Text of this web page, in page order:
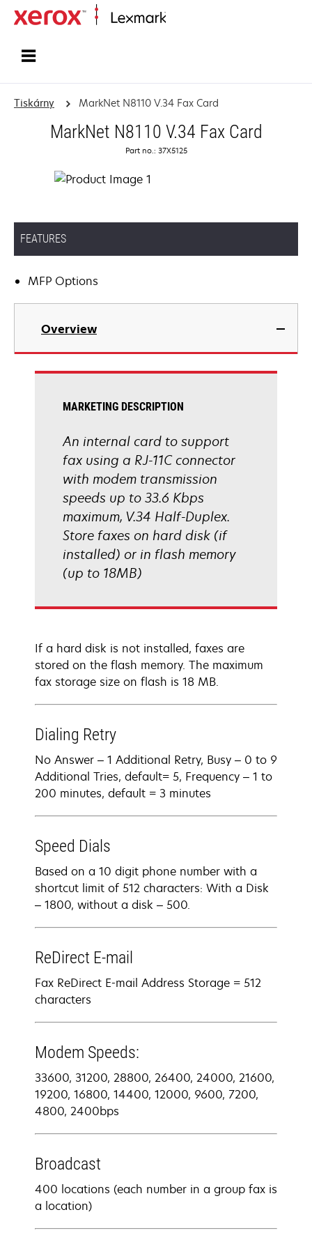
Tiskárny MarkNet N8110 V.34 Fax Card
MarkNet N8110 V.34 Fax Card
Part no.: 37X5125
FEATURES
MFP Options
Overview
MARKETING DESCRIPTION
An internal card to support
fax using a RJ-11C connector
with modem transmission
speeds up to 33.6 Kbps
maximum, V.34 Half-Duplex.
Store faxes on hard disk (if
installed) or in flash memory
(up to 18MB)
If a hard disk is not installed, faxes are
stored on the flash memory. The maximum
fax storage size on flash is 18 MB.
Dialing Retry
No Answer – 1 Additional Retry, Busy – 0 to 9
Additional Tries, default= 5, Frequency – 1 to
200 minutes, default = 3 minutes
Speed Dials
Based on a 10 digit phone number with a
shortcut limit of 512 characters: With a Disk
– 1800, without a disk – 500.
ReDirect E-mail
Fax ReDirect E-mail Address Storage = 512
characters
Modem Speeds:
33600, 31200, 28800, 26400, 24000, 21600,
19200, 16800, 14400, 12000, 9600, 7200,
4800, 2400bps
Broadcast
400 locations (each number in a group fax is
a location)